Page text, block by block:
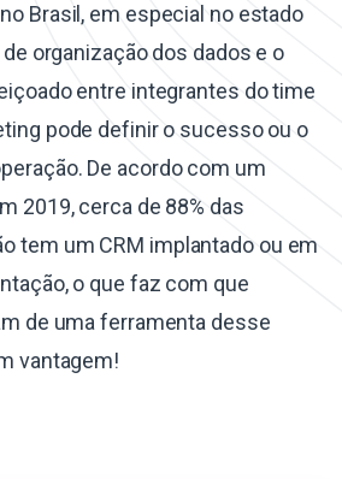
Brasil, em especial no estado
organização dos dados e o
entre integrantes do time
pode definir o sucesso ou o
De acordo com um
2019, cerca de 88% das
tem um CRM implantado ou em
o que faz com que
de uma ferramenta desse
vantagem!